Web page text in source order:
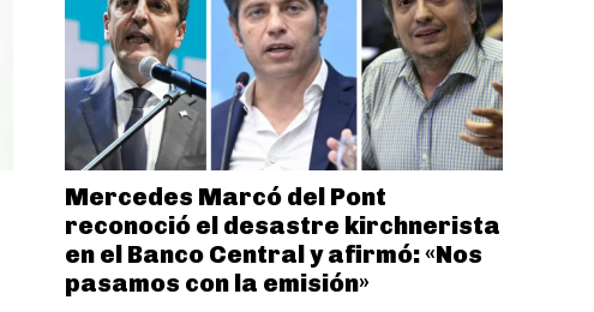
Mercedes Marcó del Pont
reconoció el desastre kirchnerista
en el Banco Central y afirmó: «Nos
pasamos con la emisión»